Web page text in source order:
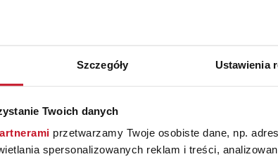
Szczegóły Ustawienia
Twoich danych
przetwarzamy Twoje osobiste dane, np.
spersonalizowanych reklam i treści,
AKCESORIA KUCHENNE